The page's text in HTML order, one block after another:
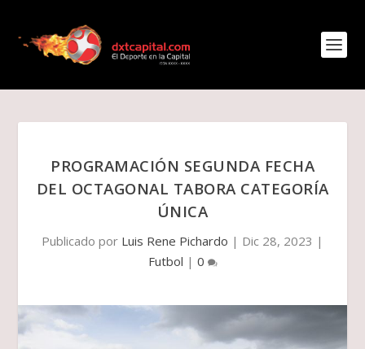
PROGRAMACIÓN SEGUNDA FECHA
DEL OCTAGONAL TABORA CATEGORÍA
ÚNICA
Publicado por Luis Rene Pichardo | Dic 28, 2023 |
Futbol | 0